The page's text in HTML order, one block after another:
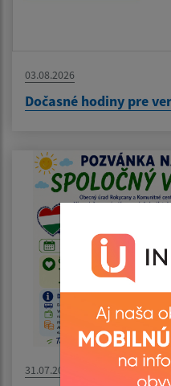
03.08.2026
Dočasné hodiny pre
31.07.2026